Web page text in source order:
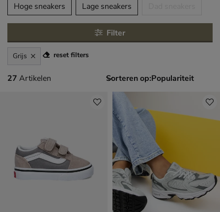
over
Hoge sneakers Lage sneakers
Filter
Grijs reset filters
27 artikelen
27 Artikelen Sorteren op: